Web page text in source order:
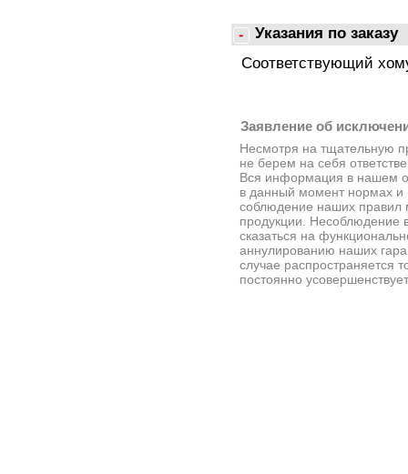
Указания по заказу
Соответствующий
Заявление об
Несмотря на тщательную
не берем на себя
Вся информация в нашем
в данный момент нормах и
соблюдение наших правил
продукции. Несоблюдение
сказаться на
аннулированию наших
случае распространяется
постоянно